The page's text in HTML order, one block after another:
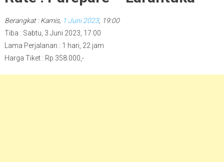
Berangkat : Kamis, 1 Juni 2023, 19:00
Tiba : Sabtu, 3 Juni 2023, 17:00
Lama Perjalanan : 1 hari, 22 jam
Harga Tiket : Rp 358.000,-